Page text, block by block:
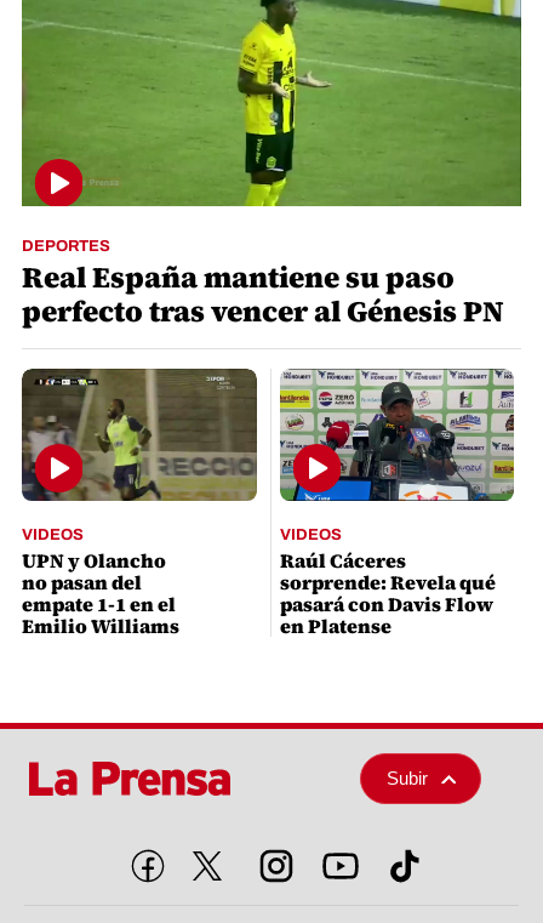
DEPORTES
Real España mantiene su paso
perfecto tras vencer al Génesis PN
VIDEOS
UPN y Olancho
no pasan del
empate 1-1 en el
Emilio Williams
VIDEOS
Raúl Cáceres
sorprende: Revela qué
pasará con Davis Flow
en Platense
Subir